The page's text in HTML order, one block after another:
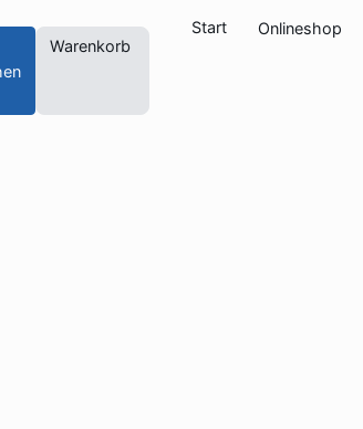
Warenkorb
Start Onlineshop